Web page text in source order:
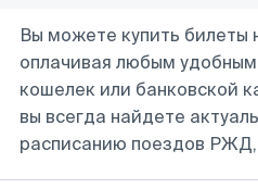
Вы можете купить билеты
оплачивая любым
кошелек или банковской
вы всегда найдете
расписанию поездов